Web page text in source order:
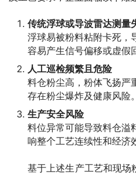
传统浮球或导波雷达测量
浮球易被粉料粘附卡死，
容易产生信号偏移或虚假
人工巡检频繁且危险
料仓粉尘高，粉体飞扬严
存在粉尘爆炸及健康风险。
生产安全风险
料位异常可能导致料仓溢
响整个工艺连续性和经济
基于上述生产工艺和现场